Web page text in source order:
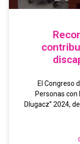
El Congreso
Personas con
Dlugacz” 2024,